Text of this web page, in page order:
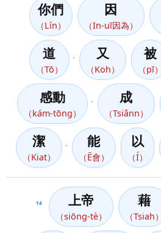
你們
（Lín）
因
（In-uī因為）
道
（Tō）
又
（Koh）
被
（pī）
感動
（kám-tōng）
成
（Tsiânn）
潔
（Kiat）
能
（Ē會）
以
（Í）
14 上帝
（siōng-tè）
藉
（Tsiah）